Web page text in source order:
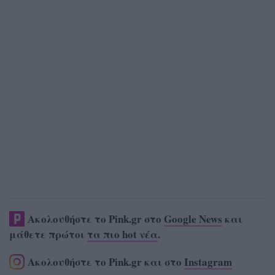
Ακολουθήστε το Pink.gr στο Google News και
μάθετε πρώτοι τα πιο hot νέα.
Ακολουθήστε το Pink.gr και στο Instagram